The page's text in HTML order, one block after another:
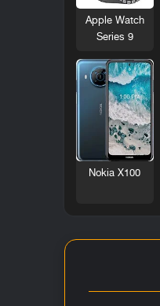
Apple Watch
Series 9
Nokia X100